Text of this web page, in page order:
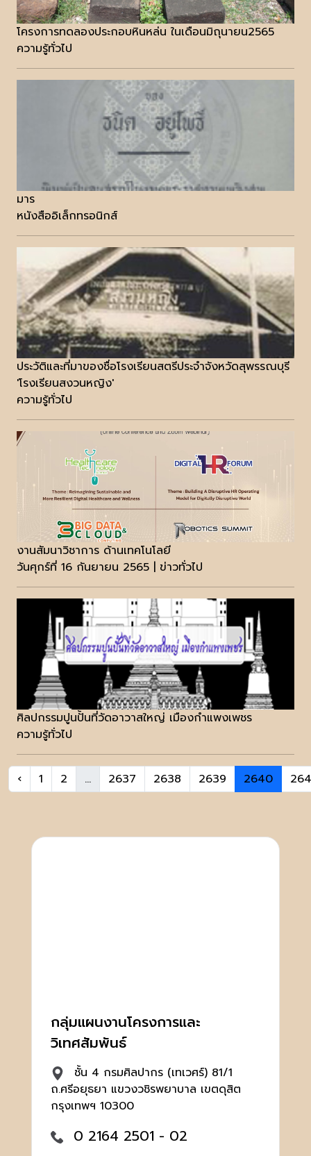
โครงการทดลองประกอบหินหล่น ในเดือนมิถุนายน2565
ความรู้ทั่วไป
มาร
หนังสืออิเล็กทรอนิกส์
ประวัติและที่มาของชื่อโรงเรียนสตรีประจำจังหวัดสุพรรณบุรี
'โรงเรียนสงวนหญิง'
ความรู้ทั่วไป
งานสัมนาวิชาการ ด้านเทคโนโลยี
วันศุกร์ที่ 16 กันยายน 2565 | ข่าวทั่วไป
ศิลปกรรมปูนปั้นที่วัดอาวาสใหญ่ เมืองกำแพงเพชร
ความรู้ทั่วไป
‹ 1 2 ... 2637 2638 2639 2640
กลุ่มแผนงานโครงการและ
วิเทศสัมพันธ์
ชั้น 4 กรมศิลปากร (เทเวศร์) 81/1
ถ.ศรีอยุธยา แขวงวชิรพยาบาล เขตดุสิต
กรุงเทพฯ 10300
0 2164 2501 - 02